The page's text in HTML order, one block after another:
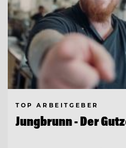
TOP ARBEITGEBER
Jungbrunn - Der